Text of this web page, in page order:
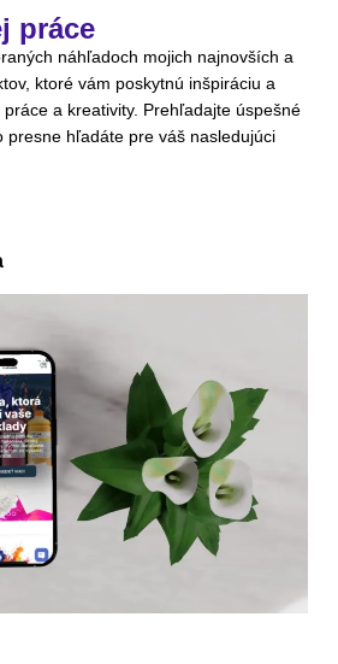
práce
náhľadoch mojich najnovších a
ktoré vám poskytnú inšpiráciu a
a kreativity. Prehľadajte úspešné
presne hľadáte pre váš nasledujúci